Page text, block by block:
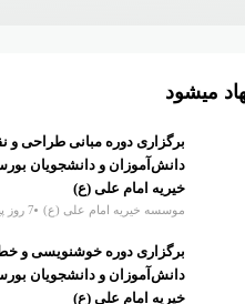
میشود
برگزاری دوره مبانی طراحی و
دانش‌آموزان و دانشجویان
خیریه امام علی (ع)
موسسه خیریه امام علی (ع) 7 روز پیش
برگزاری دوره خوشنویسی و
دانش‌آموزان و دانشجویان
خیریه امام علی (ع)